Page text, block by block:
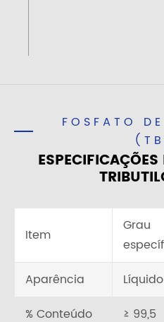
FOSFATO
Item
Grau
Aparência
% Conteúdo
≥ 99,5